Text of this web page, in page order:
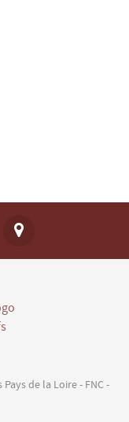
de la Loire - FNC -